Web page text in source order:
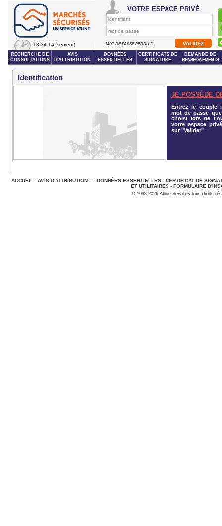
18:34:14 (serveur)
VOTRE ESPACE PRIVÉ
MOT DE PASSE PERDU ?
RECHERCHE DE
CONSULTATIONS
AVIS
D'ATTRIBUTION
DONNÉES
ESSENTIELLES
CERTIFICATS DE
SIGNATURE
DEMANDE DE
RENSEIGNEMENTS
Identification
JE POSSÈDE
Entrez le couple
mot de passe
choisi lors de
votre espace
sur "Valider"
ACCUEIL - AVIS D'ATTRIBUTION... - DONNÉES ESSENTIELLES- CERTIFICAT DE
ET UTILITAIRES - FORMULAIRE
© 1998-2026 Atline Services tous droits